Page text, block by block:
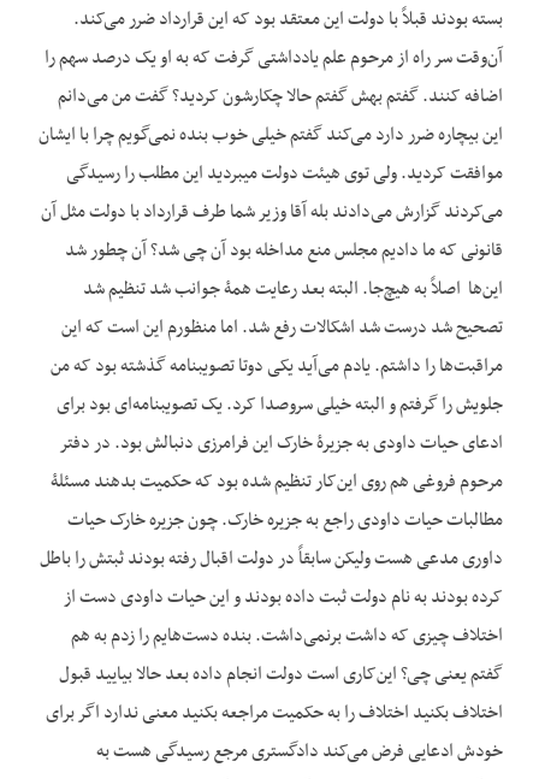
بسته بودند قبلاً با دولت این معتقد بود که این قرارداد ضرر می‌کند.
آن‌وقت سر راه از مرحوم علم یادداشتی گرفت که به او یک درصد سهم را
اضافه کنند. گفتم بهش گفتم حالا چکارشون کردید؟ گفت من می‌دانم
این بیچاره ضرر دارد می‌کند گفتم خیلی خوب بنده نمی‌گویم چرا با ایشان
موافقت کردید. ولی توی هیئت دولت می‏بردید این مطلب را رسیدگی
می‌کردند گزارش می‌دادند بله آقا وزیر شما طرف قرارداد با دولت مثل آن
قانونی که ما دادیم مجلس منع مداخله بود آن چی شد؟ آن چطور شد
این‌ها اصلاً به هیچ‌جا. البته بعد رعایت همۀ جوانب شد تنظیم شد
تصحیح شد درست شد اشکالات رفع شد. اما منظورم این است که این
مراقبت‌ها را داشتم. یادم می‌آید یکی دوتا تصویب‏نامه گذشته بود که من
جلویش را گرفتم و البته خیلی سروصدا کرد. یک تصویب‏نامه‌ای بود برای
ادعای حیات داودی به جزیرۀ خارک این فرامرزی دنبالش بود. در دفتر
مرحوم فروغی هم روی این‌کار تنظیم شده بود که حکمیت بدهند مسئلۀ
مطالبات حیات داودی راجع به جزیره خارک. چون جزیره خارک حیات
داوری مدعی هست ولیکن سابقاً در دولت اقبال رفته بودند ثبتش را باطل
کرده بودند به نام دولت ثبت داده بودند و این حیات داودی دست از
اختلاف چیزی که داشت برنمی‌داشت. بنده دست‌هایم را زدم به هم
گفتم یعنی چی؟ این‌کاری است دولت انجام داده بعد حالا بیایید قبول
اختلاف بکنید اختلاف را به حکمیت مراجعه بکنید معنی ندارد اگر برای
خودش ادعایی فرض می‌کند دادگستری مرجع رسیدگی هست به